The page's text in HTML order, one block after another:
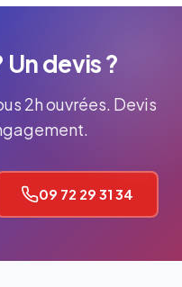
devis ?
2h ouvrées. Devis
09 72 29 31 34